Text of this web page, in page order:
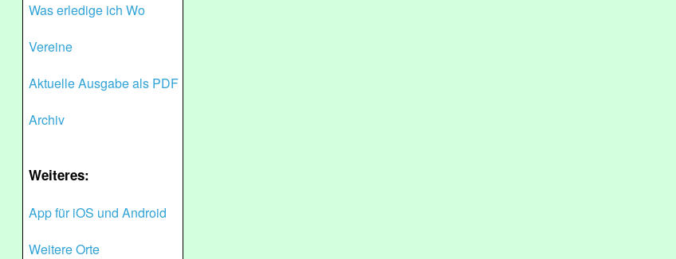
Was erledige ich Wo
Vereine
Aktuelle Ausgabe als PDF
Archiv
Weiteres:
App für iOS und Android
Weitere Orte